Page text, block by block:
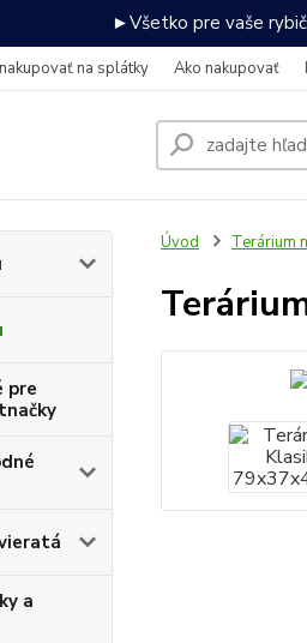
►Všetko pre vaše
na splátky Ako nakupovať
pre
a
Úvod Terárium